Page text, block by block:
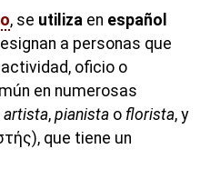
, se utiliza en español
a personas que
oficio o
en numerosas
artista, pianista o florista, y
que tiene un